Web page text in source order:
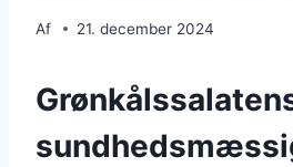
Af 21. december 2024